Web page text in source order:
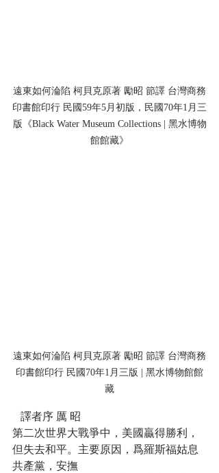
遠東如何淪陷 柯貝克原著 勵昭 節譯 台灣商務
印書館印行 民國59年5月初版，民國70年1月三
版《Black Water Museum Collections | 黑水博物
館館藏》
遠東如何淪陷 柯貝克原著 勵昭 節譯 台灣商務
印書館印行 民國70年1月三版 | 黑水博物館館
藏
   譯者序 厲 昭
第二次世界大戰爭中，美國贏得勝利，
但失去和平。主要原因，爲羅斯福姑息
共產黨，安撫